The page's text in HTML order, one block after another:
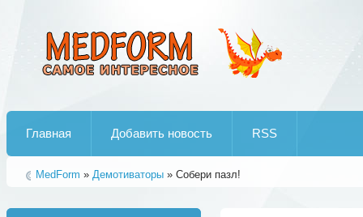
Главная Добавить новость RSS
MedForm » Демотиваторы » Собери пазл!